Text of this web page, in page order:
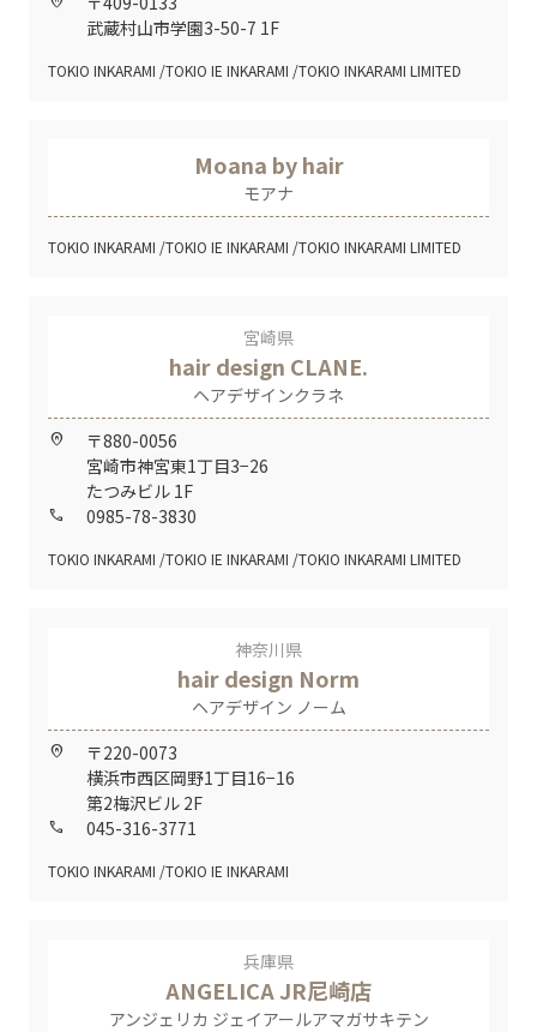
武蔵村山市学園3-50-7 1F
TOKIO INKARAMI TOKIO IE INKARAMI TOKIO INKARAMI LIMITED
Moana by hair
モアナ
TOKIO INKARAMI TOKIO IE INKARAMI TOKIO INKARAMI LIMITED
宮崎県
hair design CLANE.
ヘアデザインクラネ
home_pin
〒880-0056
宮崎市神宮東1丁目3−26
たつみビル 1F
call 0985-78-3830
TOKIO INKARAMI TOKIO IE INKARAMI TOKIO INKARAMI LIMITED
神奈川県
hair design Norm
ヘアデザイン ノーム
home_pin
〒220-0073
横浜市西区岡野1丁目16−16
第2梅沢ビル 2F
call 045-316-3771
TOKIO INKARAMI TOKIO IE INKARAMI
兵庫県
ANGELICA JR尼崎店
アンジェリカ ジェイアールアマガサキテン